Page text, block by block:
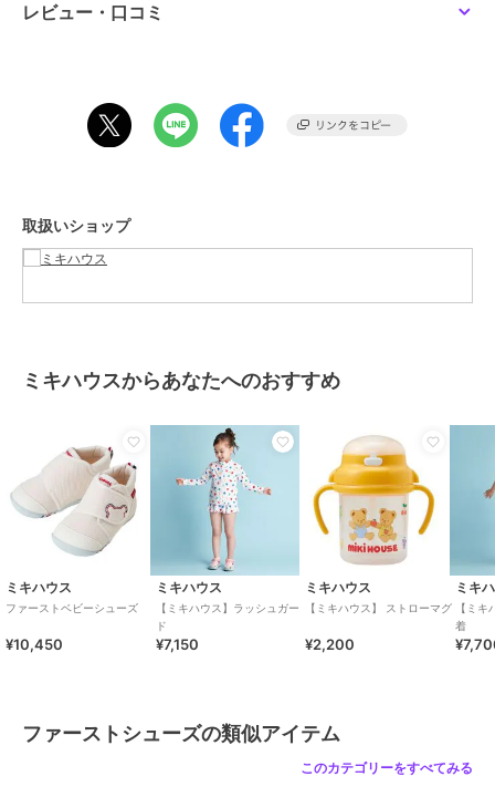
※「抗ウイルス・抗菌加工」
※「抗菌・抗ウイルス加工」は、病気の治癒や予防を目的とするもの
ではありません。
時間放置して実施しています。
この商品は無料ギフトサービスの対象商品です
>>無料ギフトサービスについての詳細はこちら
ブランド ミキハウス
ミキハウス
商品カテゴリ ベビーシューズ ／ ファーストシ
ガールズ
ボーイズ
ベビーシューズ ／
ファーストシ
レビュー・口コミ
取扱いショップ
ミキハウスからあなたへのおすすめ
ミキハウス
ファーストベビーシューズ
¥10,450
ミキハウス
【ミキハウス】ラッシュガー
ド
¥7,150
ミキハウス
【ミキハウス】 ストローマグ
¥2,200
ミキ
【ミ
着
ファーストシューズの類似アイテム
このカテゴリーをすべてみる